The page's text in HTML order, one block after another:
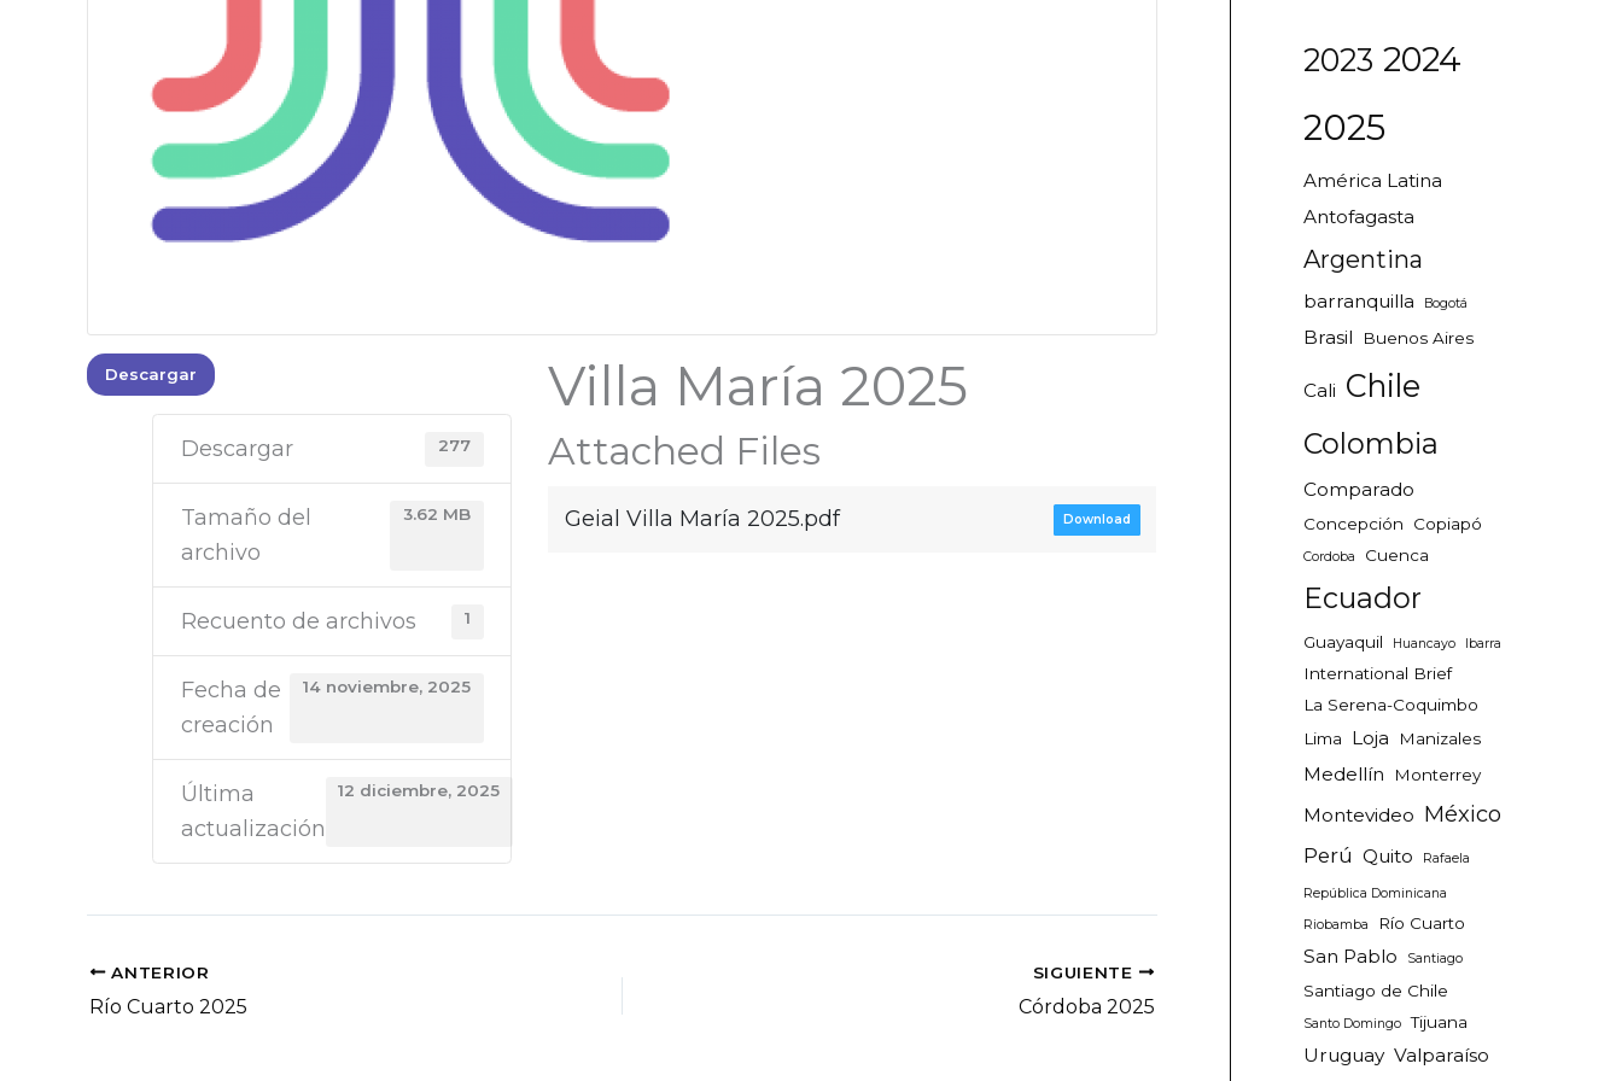
Descargar
Descargar 277
Tamaño del
archivo
3.62 MB
Recuento de archivos 1
Fecha de
creación
14 noviembre, 2025
Última
actualización
12 diciembre, 2025
Villa María 2025
Attached Files
Geial Villa María 2025.pdf Download
ANTERIOR
Río Cuarto 2025
SIGUIENTE
Córdoba 2025
2023 2024
2025
América Latina
Antofagasta
Argentina
barranquilla Bogotá
Brasil Buenos Aires
Cali Chile
Colombia
Comparado
Concepción Copiapó
Cordoba Cuenca
Ecuador
Guayaquil Huancayo Ibarra
International Brief
La Serena-Coquimbo
Lima
Loja Manizales
Medellín Monterrey
Montevideo México
Perú Quito Rafaela
República Dominicana
Riobamba
Río Cuarto
San Pablo Santiago
Santiago de Chile
Santo Domingo Tijuana
Uruguay Valparaíso